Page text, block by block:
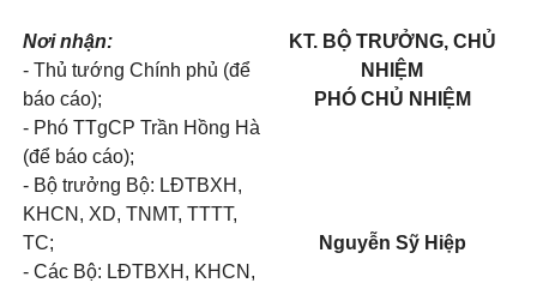
Nơi nhận:
- Thủ tướng Chính phủ (để
báo cáo);
- Phó TTgCP Trần Hồng Hà
(để báo cáo);
- Bộ trưởng Bộ: LĐTBXH,
KHCN, XD, TNMT, TTTT,
TC;
- Các Bộ: LĐTBXH, KHCN,
KT. BỘ TRƯỞNG, CHỦ
NHIỆM
PHÓ CHỦ NHIỆM
Nguyễn Sỹ Hiệp